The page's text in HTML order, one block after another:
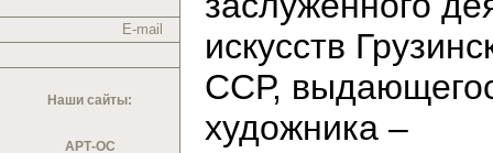
E-mail
Наши сайты:
АРТ-ОС
искусств
ССР,
художника –